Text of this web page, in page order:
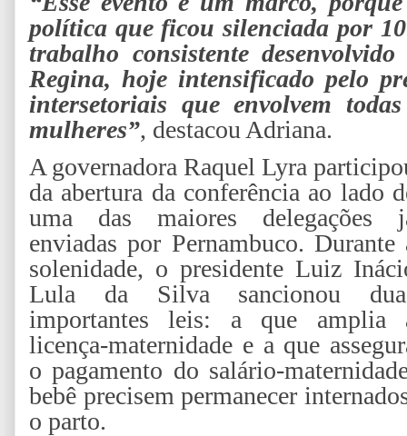
política que ficou silenciada por
trabalho consistente
Regina, hoje intensificado pelo
intersetoriais que envolvem
mulheres”, destacou Adriana.
A governadora Raquel Lyra
da abertura da conferência ao lado
uma das maiores delegações
enviadas por Pernambuco. Durante
solenidade, o presidente Luiz
Lula da Silva sancionou
importantes leis: a que amplia
licença-maternidade e a que
o pagamento do salário-
bebê precisem permanecer
o parto.